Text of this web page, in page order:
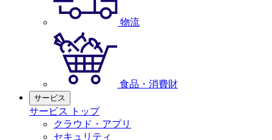
物流
食品・消費財
サービス
サービス トップ
クラウド・アプリ
セキュリティ